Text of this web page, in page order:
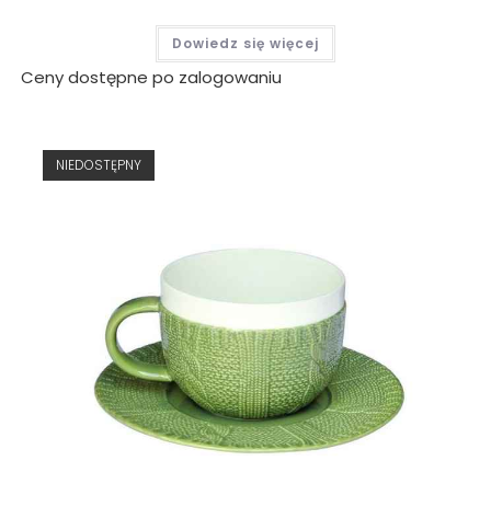
Dowiedz się więcej
Ceny dostępne po zalogowaniu
NIEDOSTĘPNY